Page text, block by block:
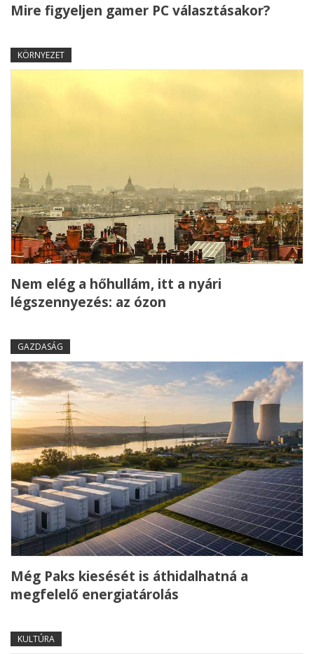
Mire figyeljen gamer PC választásakor?
KÖRNYEZET
Nem elég a hőhullám, itt a nyári
légszennyezés: az ózon
GAZDASÁG
Még Paks kiesését is áthidalhatná a
megfelelő energiatárolás
KULTÚRA